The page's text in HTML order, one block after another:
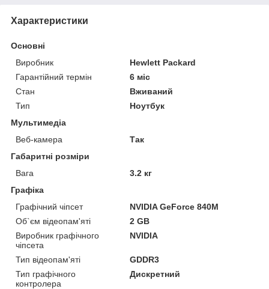
Характеристики
Основні
Виробник
Hewlett Packard
Гарантійний термін
6 міс
Стан
Вживаний
Тип
Ноутбук
Мультимедіа
Веб-камера
Так
Габаритні розміри
Вага
3.2 кг
Графіка
Графічний чіпсет
NVIDIA GeForce 840M
Об`єм відеопам'яті
2 GB
Виробник графічного
чіпсета
NVIDIA
Тип відеопам'яті
GDDR3
Тип графічного
контролера
Дискретний